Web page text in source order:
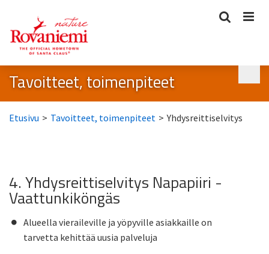
Tavoitteet, toimenpiteet
Etusivu > Tavoitteet, toimenpiteet > Yhdysreittiselvitys
4. Yhdysreittiselvitys Napapiiri -
Vaattunkiköngäs
Alueella vieraileville ja yöpyville asiakkaille on
tarvetta kehittää uusia palveluja